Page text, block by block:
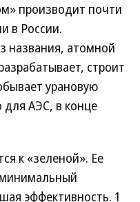
производит почти
в России.
названия, атомной
строит
урановую
для АЭС, в конце
к «зеленой». Ее
эффективность. 1